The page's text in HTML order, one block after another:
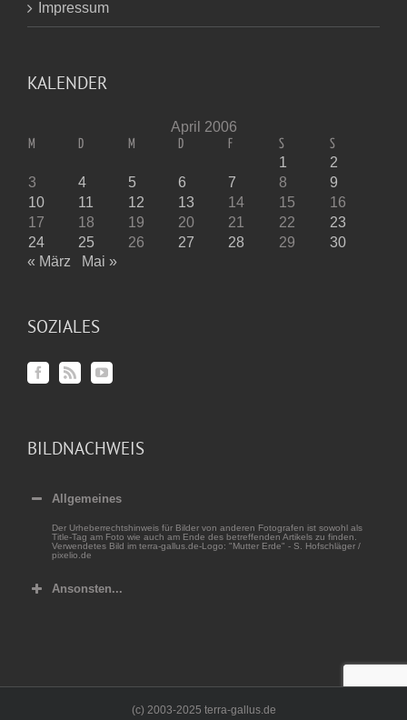
Impressum
KALENDER
April 2006
M D M D F S S
1
2
3
4 5 6 7 8
9
10
11 12 13 14 15
16
17
18 19 20 21 22
23
24
25 26 27 28 29
30
« März
Mai »
SOZIALES
BILDNACHWEIS
Allgemeines
Der Urheberrechtshinweis für Bilder von anderen Fotografen ist sowohl als
Title-Tag am Foto wie auch am Ende des betreffenden Artikels zu finden.
Verwendetes Bild im terra-gallus.de-Logo: "Mutter Erde" - S. Hofschläger /
pixelio.de
Ansonsten...
(c) 2003-2025 terra-gallus.de